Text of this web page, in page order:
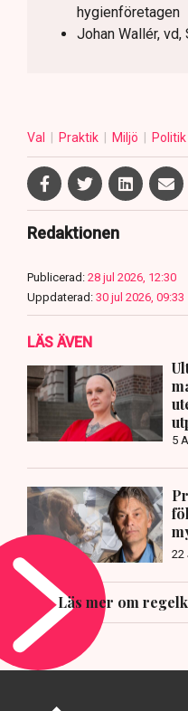
hygienföretagen
Johan Wallér,
Val Praktik Miljö Politik
Redaktionen
Publicerad: 28 jul 2026, 12:30
Uppdaterad: 30 jul 2026, 09:33
LÄS ÄVEN
5
22
Läs mer om